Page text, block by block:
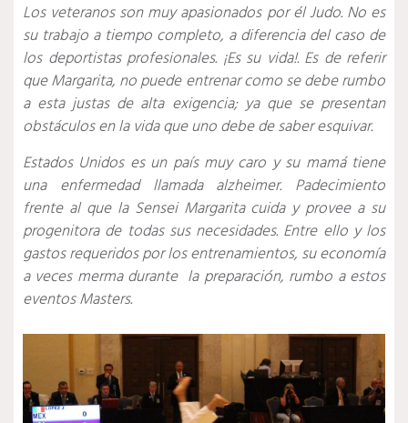
Los veteranos son muy apasionados por él Judo. No es
su trabajo a tiempo completo, a diferencia del caso de
los deportistas profesionales. ¡Es su vida!. Es de referir
que Margarita, no puede entrenar como se debe rumbo
a esta justas de alta exigencia; ya que se presentan
obstáculos en la vida que uno debe de saber esquivar.
Estados Unidos es un país muy caro y su mamá tiene
una enfermedad llamada alzheimer. Padecimiento
frente al que la Sensei Margarita cuida y provee a su
progenitora de todas sus necesidades. Entre ello y los
gastos requeridos por los entrenamientos, su economía
a veces merma durante la preparación, rumbo a estos
eventos Masters.